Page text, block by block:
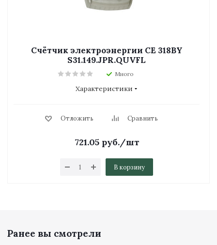
Счётчик электроэнергии СЕ 318BY
S31.149.JPR.QUVFL
Много
Характеристики
Отложить Сравнить
721.05руб./шт
В корзину
Ранее вы смотрели